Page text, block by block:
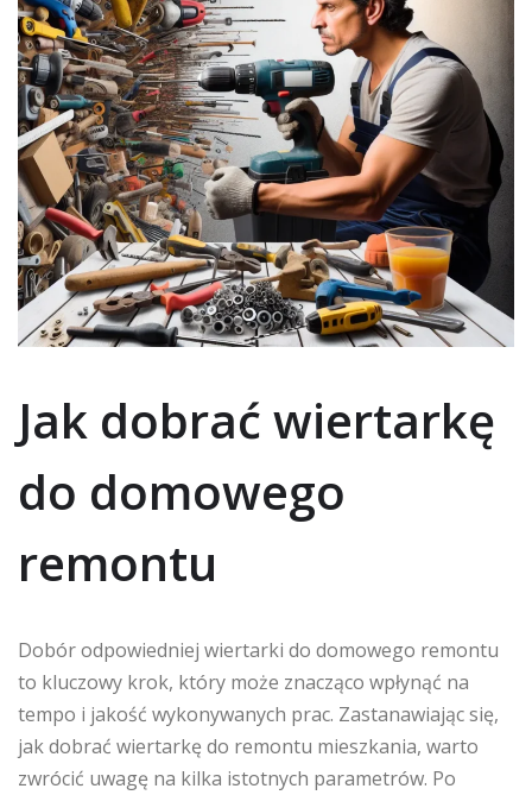
Jak dobrać wiertarkę
do domowego
remontu
Dobór odpowiedniej wiertarki do domowego remontu
to kluczowy krok, który może znacząco wpłynąć na
tempo i jakość wykonywanych prac. Zastanawiając się,
jak dobrać wiertarkę do remontu mieszkania, warto
zwrócić uwagę na kilka istotnych parametrów. Po